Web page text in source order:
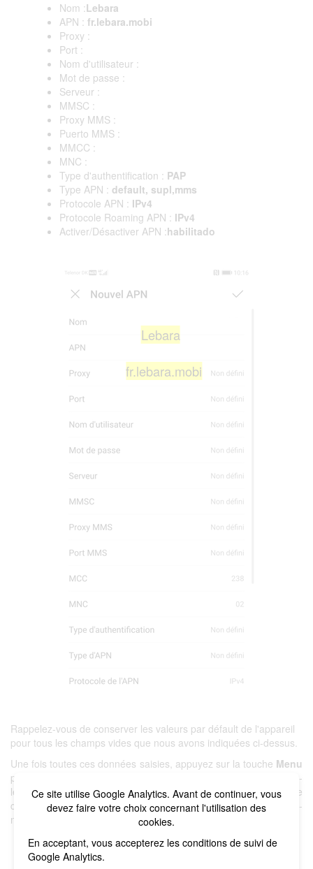
Ce site utilise Google Analytics. Avant de continuer, vous
devez faire votre choix concernant l'utilisation des
cookies.
En acceptant, vous accepterez les conditions de suivi de
Google Analytics.
Nom :Lebara
APN : fr.lebara.mobi
Proxy :
Port :
Nom d'utilisateur :
Mot de passe :
Serveur :
MMSC :
Proxy MMS :
Puerto MMS :
MMCC :
MNC :
Type d'authentification : PAP
Type APN : default, supl,mms
Protocole APN : IPv4
Protocole Roaming APN : IPv4
Activer/Désactiver APN :habilitado
fr.lebara.mobi
Lebara
Rappelez-vous de conserver les valeurs par défault de l'appareil
pour tous les champs vides que nous avons indiquées ci-dessus.
Une fois toutes ces données saisies, appuyez sur la touche Menu
puis
. Si vous avez créé un nouvel APN, sélectionnez-
le. Enfin, le téléphone mobile bénéficiera à nouveau d'une
couverture de données afin de pouvoir naviguer, gérer ses e-
mails et utiliser les applications nécessitant une connexion.